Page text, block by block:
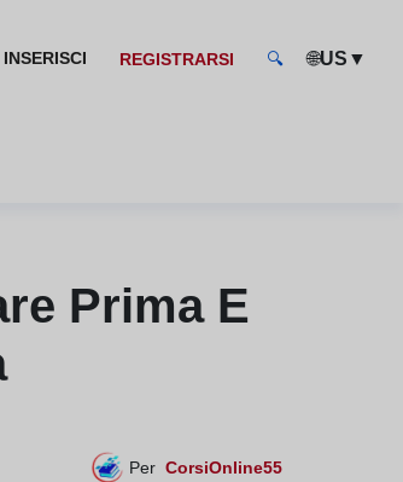
INSERISCI REGISTRARSI 🔍 🌐US ▼
Prima E
Per CorsiOnline55